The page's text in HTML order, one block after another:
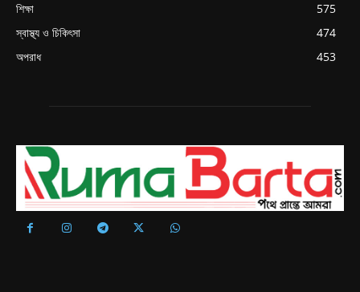
শিক্ষা
575
স্বাস্থ্য ও চিকিৎসা
474
অপরাধ
453